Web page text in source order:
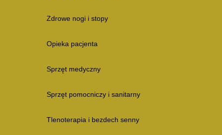
Zdrowe nogi i stopy
Opieka pacjenta
Sprzęt medyczny
Sprzęt pomocniczy i sanitarny
Tlenoterapia i bezdech senny